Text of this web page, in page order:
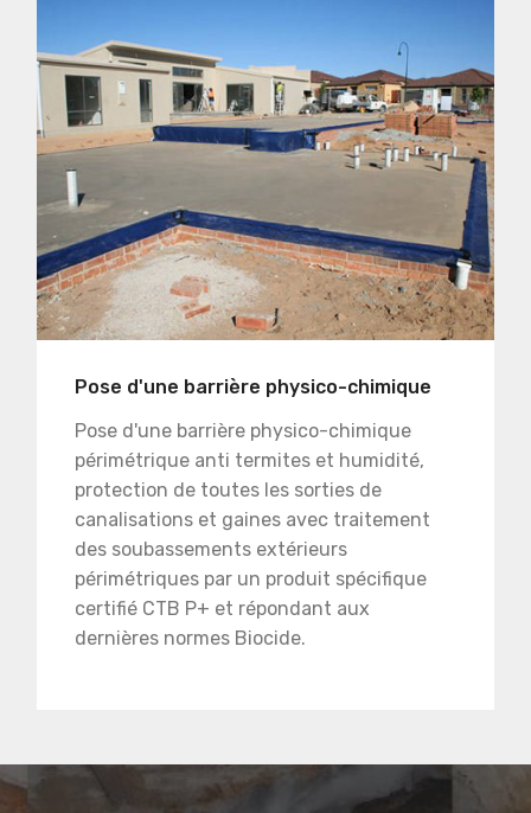
Pose d'une barrière physico-chimique
Pose d'une barrière physico-chimique
périmétrique anti termites et humidité,
protection de toutes les sorties de
canalisations et gaines avec traitement
des soubassements extérieurs
périmétriques par un produit spécifique
certifié CTB P+ et répondant aux
dernières normes Biocide.